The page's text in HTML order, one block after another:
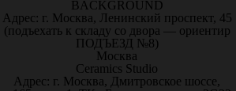
BACKGROUND
Адрес: г. Москва, Ленинский проспект, 45
(подъехать к складу со двора — ориентир
ПОДЪЕЗД №8)
Москва
Ceramics Studio
Адрес: г. Москва, Дмитровское шоссе,